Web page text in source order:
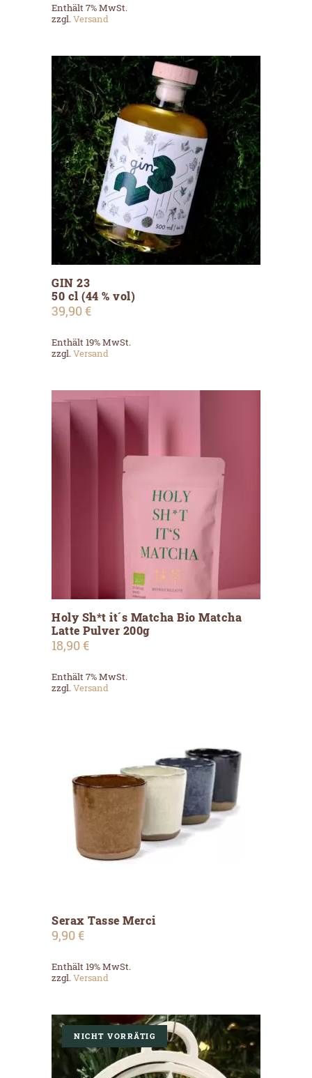
Enthält 7% MwSt.
zzgl. Versand
GIN 23
50 cl (44 % vol)
39,90€
Enthält 19% MwSt.
zzgl. Versand
ADD TO CART
Holy Sh*t it´s Matcha Bio Matcha
Latte Pulver 200g
18,90€
Enthält 7% MwSt.
zzgl. Versand
ADD TO CART
Produkt
weist
mehrere
auf.
Die
auf
der
Produktseite
gewählt
werden
Serax Tasse Merci
9,90€
Enthält 19% MwSt.
zzgl. Versand
NICHT VORRÄTIG